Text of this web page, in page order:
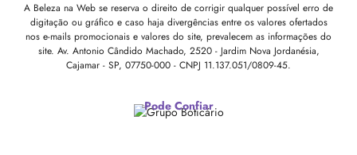
A Beleza na Web se reserva o direito de corrigir qualquer possível erro de
digitação ou gráfico e caso haja divergências entre os valores ofertados
nos e-mails promocionais e valores do site, prevalecem as informações do
site. Av. Antonio Cândido Machado, 2520 - Jardim Nova Jordanésia,
Cajamar - SP, 07750-000 - CNPJ 11.137.051/0809-45.
Pode Confiar